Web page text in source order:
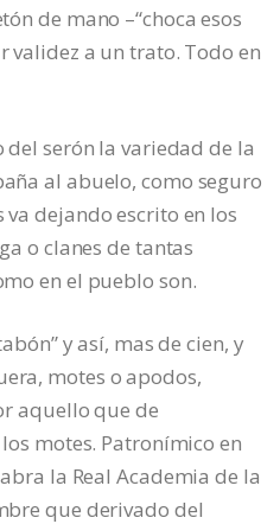
de mano –“choca esos
validez a un trato. Todo en
del serón la variedad de la
al abuelo, como seguro
dejando escrito en los
o clanes de tantas
en el pueblo son.
y así, mas de cien, y
motes o apodos,
aquello que de
motes. Patronímico en
la Real Academia de la
que derivado del